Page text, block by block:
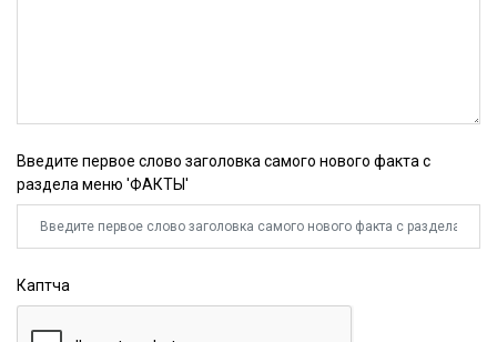
Введите первое слово заголовка самого нового факта с
раздела меню 'ФАКТЫ'
Каптча